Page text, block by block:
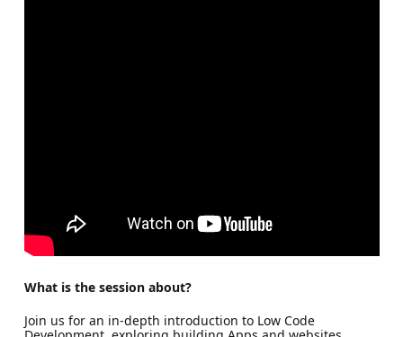
What is the session about?
Join us for an in-depth introduction to Low Code